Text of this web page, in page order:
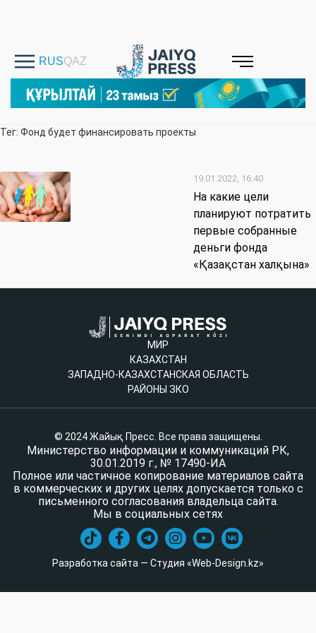
Тег: Фонд будет финансировать проекты
19.01.2022, 16:40
На какие цели
планируют потратить
первые собранные
деньги фонда
«Қазақстан халқына»
МИР
КАЗАХСТАН
ЗАПАДНО-КАЗАХСТАНСКАЯ ОБЛАСТЬ
РАЙОНЫ ЗКО
© 2024 Жайық Пресс. Все права защищены.
Министерство информации и коммуникаций РК,
30.01.2019 г., № 17490-ИА
Полное или частичное копирование материалов сайта
в коммерческих и других целях допускается только с
письменного согласования владельца сайта.
Мы в социальных сетях
Разработка сайта — Студия «Web-Design.kz»